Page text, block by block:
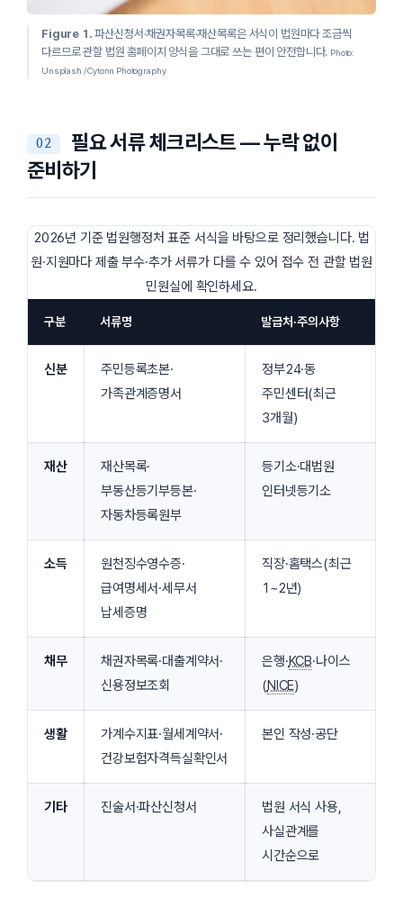
Figure 1. 파산신청서·채권자목록·재산목록은 서식이 법원마다 조금씩
다르므로 관할 법원 홈페이지 양식을 그대로 쓰는 편이 안전합니다. Photo:
Unsplash / Cytonn Photography
필요 서류 체크리스트 — 누락 없이
준비하기
구분 서류명 발급처·주의사항
신분
주민등록초본·
가족관계증명서
정부24·동
주민센터(최근
3개월)
재산
재산목록·
부동산등기부등본·
자동차등록원부
등기소·대법원
인터넷등기소
소득
원천징수영수증·
급여명세서·세무서
납세증명
직장·홈택스(최근
1~2년)
채무
채권자목록·대출계약서·
신용정보조회
은행·KCB·나이스
(NICE)
생활
가계수지표·월세계약서·
건강보험자격득실확인서
본인 작성·공단
기타 진술서·파산신청서
법원 서식 사용,
사실관계를
시간순으로
2026년 기준 법원행정처 표준 서식을 바탕으로 정리했습니다. 법
원·지원마다 제출 부수·추가 서류가 다를 수 있어 접수 전 관할 법원
민원실에 확인하세요.